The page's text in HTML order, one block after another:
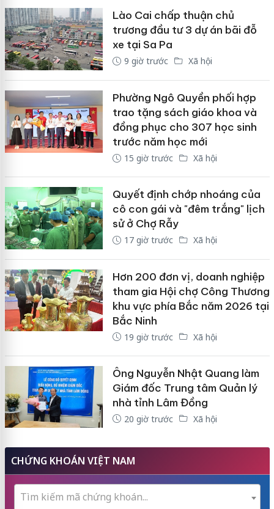
Lào Cai chấp thuận chủ
trương đầu tư 3 dự án bãi đỗ
xe tại Sa Pa
9 giờ trước Xã hội
Phường Ngô Quyền phối hợp
trao tặng sách giáo khoa và
đồng phục cho 307 học sinh
trước năm học mới
15 giờ trước Xã hội
Quyết định chớp nhoáng của
cô con gái và "đêm trắng" lịch
sử ở Chợ Rẫy
17 giờ trước Xã hội
Hơn 200 đơn vị, doanh nghiệp
tham gia Hội chợ Công Thương
khu vực phía Bắc năm 2026 tại
Bắc Ninh
19 giờ trước Xã hội
Ông Nguyễn Nhật Quang làm
Giám đốc Trung tâm Quản lý
nhà tỉnh Lâm Đồng
20 giờ trước Xã hội
CHỨNG KHOÁN VIỆT NAM
Tìm kiếm mã chứng khoán...